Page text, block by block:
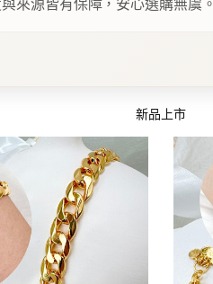
與來源皆有保障，安心選購無虞。
新品上市